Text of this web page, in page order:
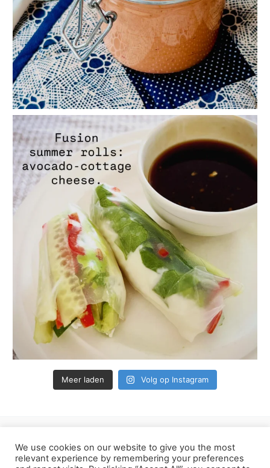
Meer laden Volg op Instagram
Privacy Policy van Hoekookik.nl
We use cookies on our website to give you the most
relevant experience by remembering your preferences